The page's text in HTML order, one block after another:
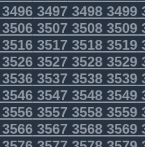
349734983499
350735083509
351735183519
352735283529
353735383539
354735483549
355735583559
356735683569